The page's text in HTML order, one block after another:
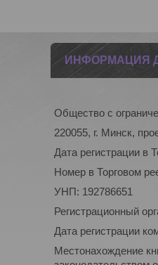
ИНФОРМАЦИЯ
Общество с
220055, г. Минск,
Дата регистрации в
Номер в Торговом
УНП: 192786651
Регистрационный
Дата регистрации
Местонахождение